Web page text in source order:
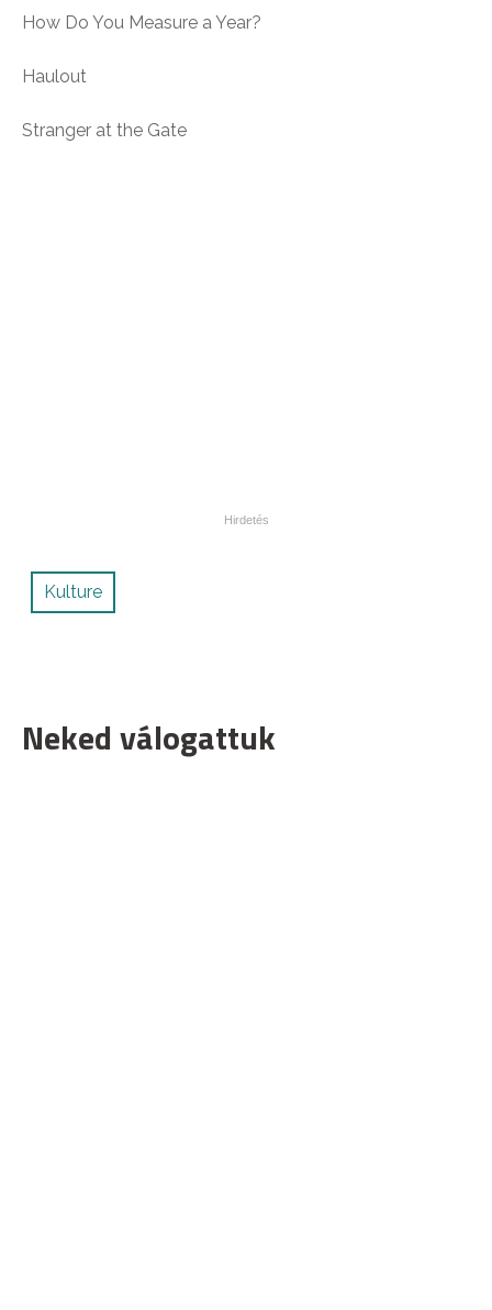
How Do You Measure a Year?
Haulout
Stranger at the Gate
Kulture
Neked válogattuk